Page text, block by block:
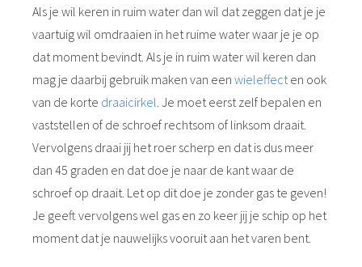
Als je wil keren in ruim water dan wil dat zeggen dat je je
vaartuig wil omdraaien in het ruime water waar je je op
dat moment bevindt. Als je in ruim water wil keren dan
mag je daarbij gebruik maken van een wieleffect en ook
van de korte draaicirkel . Je moet eerst zelf bepalen en
vaststellen of de schroef rechtsom of linksom draait.
Vervolgens draai jij het roer scherp en dat is dus meer
dan 45 graden en dat doe je naar de kant waar de
schroef op draait. Let op dit doe je zonder gas te geven!
Je geeft vervolgens wel gas en zo keer jij je schip op het
moment dat je nauwelijks vooruit aan het varen bent.